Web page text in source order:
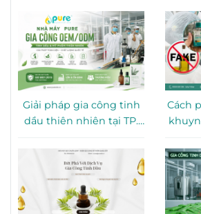
Giải pháp gia công tinh
dầu thiên nhiên tại TP.
Cách